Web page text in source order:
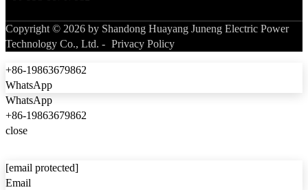
Copyright © 2026 by Shandong Huayang Juneng Electric Power
Technology Co., Ltd. - Privacy Policy
+86-19863679862
WhatsApp
WhatsApp
+86-19863679862
close
[email protected]
Email